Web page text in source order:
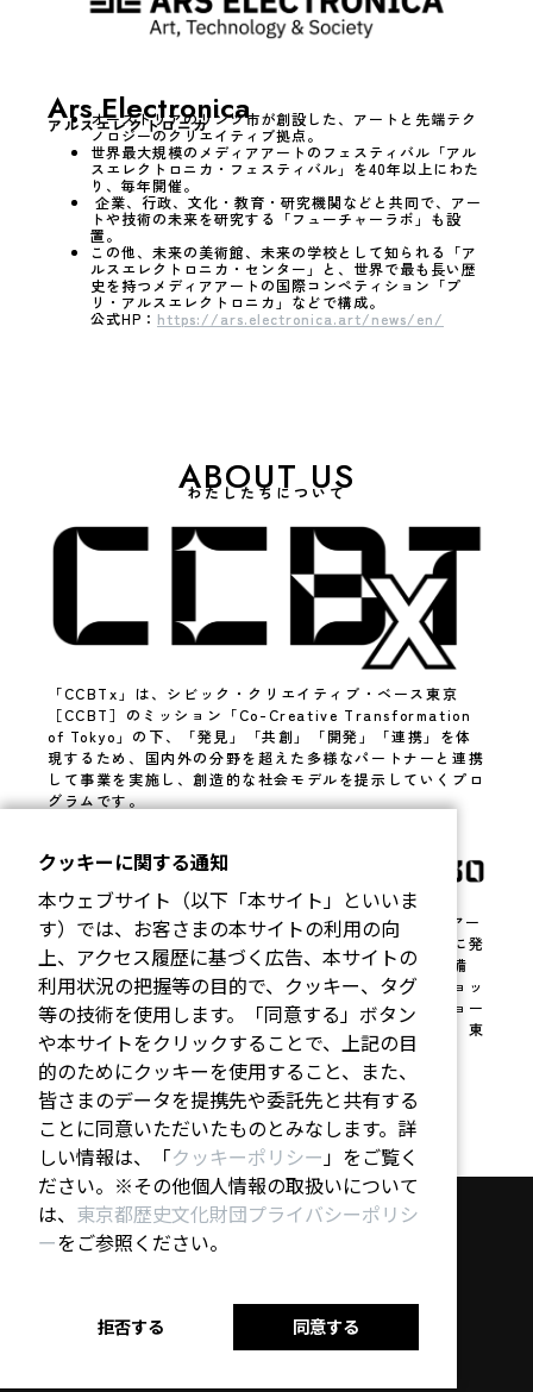
Ars Electronica
アルスエレクトロニカ
オーストリアのリンツ市が創設した、アートと先端テク
ノロジーのクリエイティブ拠点。
世界最大規模のメディアアートのフェスティバル「アル
スエレクトロニカ・フェスティバル」を40年以上にわた
り、毎年開催。
企業、行政、文化・教育・研究機関などと共同で、アー
トや技術の未来を研究する「フューチャーラボ」も設
置。
この他、未来の美術館、未来の学校として知られる「ア
ルスエレクトロニカ・センター」と、世界で最も長い歴
史を持つメディアアートの国際コンペティション「プ
リ・アルスエレクトロニカ」などで構成。
公式HP： https://ars.electronica.art/news/en/
ABOUT US
わたしたちについて
「CCBTx」は、シビック・クリエイティブ・ベース東京
［CCBT］のミッション「Co-Creative Transformation
of Tokyo」の下、「発見」「共創」「開発」「連携」を体
現するため、国内外の分野を超えた多様なパートナーと連携
して事業を実施し、創造的な社会モデルを提示していくプロ
グラムです。
シビック・クリエイティブ・ベース東京［CCBT］は、アー
トとデジタルテクノロジーを通じて人々の創造性を社会に発
揮するための活動拠点。ラボ、スタジオ等のスペースを備
え、５つのコアプログラム「ミートアップ」「ワークショッ
プ」「アート・インキュベーション」「キャンプ」「ショー
ケース」をはじめとするさまざまなプログラムを通じて、東
京をより良い都市に変える原動力となっていく。
公式HP：https://ccbt.rekibun.or.jp
プライバシーポリシー ｜お問い合わせ
クッキーに関する通知
本ウェブサイト（以下「本サイト」といいま
す）では、お客さまの本サイトの利用の向
上、アクセス履歴に基づく広告、本サイトの
利用状況の把握等の目的で、クッキー、タグ
等の技術を使用します。「同意する」ボタン
や本サイトをクリックすることで、上記の目
的のためにクッキーを使用すること、また、
皆さまのデータを提携先や委託先と共有する
ことに同意いただいたものとみなします。詳
しい情報は、「クッキーポリシー 」をご覧く
ださい。※その他個人情報の取扱いについて
は、 東京都歴史文化財団プライバシーポリシ
ーをご参照ください。
拒否する 同意する